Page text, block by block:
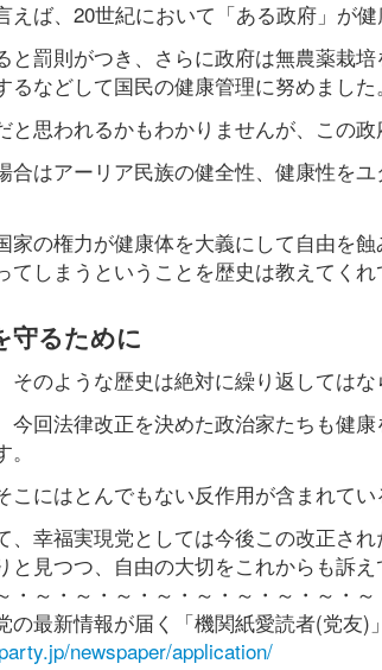
えば、20世紀において「ある政府」が
と罰則がつき、さらに政府は無農薬栽
るなどして国民の健康管理に努めました。
と思われるかもわかりませんが、この政
合はアーリア民族の健全性、健康性を
家の権力が健康体を大義にして自由を
てしまうということを歴史は教えてくれ
るために
そのような歴史は絶対に繰り返してはな
今回法律改正を決めた政治家たちも健
こにはとんでもない反作用が含まれて
、幸福実現党としては今後この改正さ
と見つつ、自由の大切をこれからも訴え
・～・～・～・～・～・～・～・～・
の最新情報が届く「機関紙愛読者(党友)
newspaper/application/